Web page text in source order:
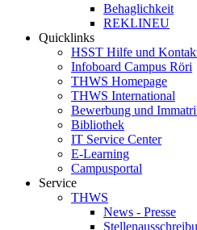
Behaglichkeit
REKLINEU
Quicklinks
HSST Hilfe und
Infoboard Campus Röri
THWS Homepage
THWS International
Bewerbung und
Bibliothek
IT Service Center
E-Learning
Campusportal
Service
THWS
News - Presse